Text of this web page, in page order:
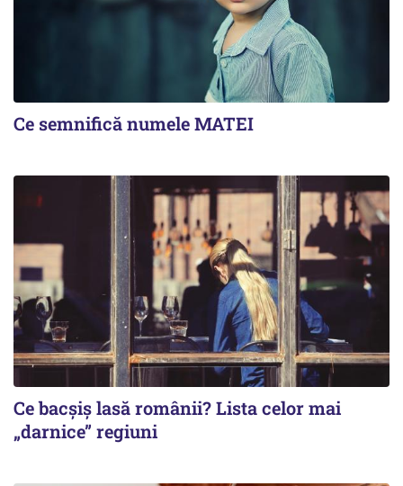
Ce semnifică numele MATEI
Ce bacșiș lasă românii? Lista celor mai
„darnice” regiuni